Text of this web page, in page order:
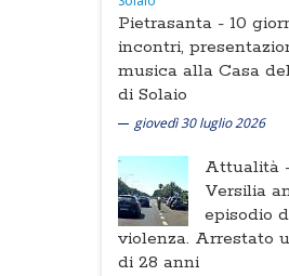
Pietrasanta - 10
incontri,
musica alla Casa
di Solaio
giovedì 30 luglio 2026
Attualità
Versilia
episodio
violenza. Arrestato
di 28 anni